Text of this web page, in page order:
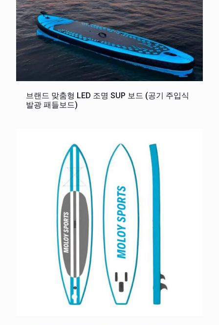
브랜드 맞춤형 LED 조명 SUP 보드 (공기 주입식
발광 패들보드)